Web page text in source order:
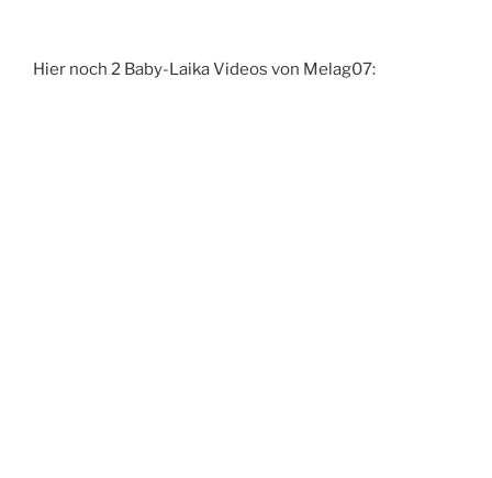
Hier noch 2 Baby-Laika Videos von Melag07: